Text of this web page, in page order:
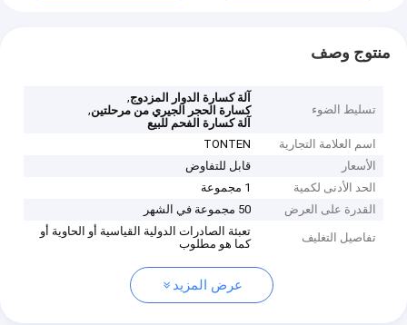
منتوج وصف
تسليط الضوء
آلة كسارة الدوار المزدوج,
كسارة الحجر الجيري من مرحلتين,
آلة كسارة الفحم للبيع
اسم العلامة التجارية
TONTEN
الأسعار
قابل للتفاوض
الحد الأدنى لكمية
1 مجموعة
القدرة على العرض
50 مجموعة في الشهر
تفاصيل التغليف
تعبئة الصادرات الدولية القياسية أو الحاوية أو
كما هو مطلوب
عرض المزيد